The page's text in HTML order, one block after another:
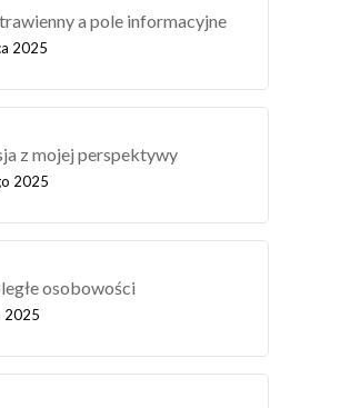
a pole informacyjne
2025
z mojej perspektywy
2025
osobowości
2025